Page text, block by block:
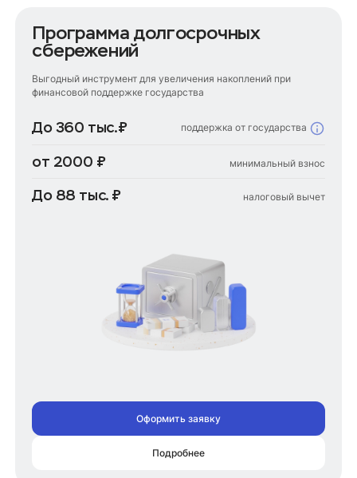
Программа долгосрочных
сбережений
Выгодный инструмент для увеличения накоплений при
финансовой поддержке государства
До 360 тыс.₽ поддержка от государства
от 2000 ₽ минимальный взнос
До 88 тыс. ₽ налоговый вычет
Оформить заявку
Подробнее